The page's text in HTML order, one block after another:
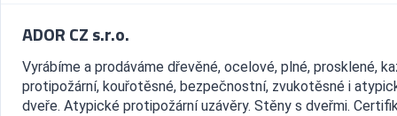
ADOR CZ s.r.o.
Vyrábíme a prodáváme dřevěné, ocelové, plné, prosklené,
protipožární, kouřotěsné, bezpečnostní, zvukotěsné i
dveře. Atypické protipožární uzávěry. Stěny s dveřmi.